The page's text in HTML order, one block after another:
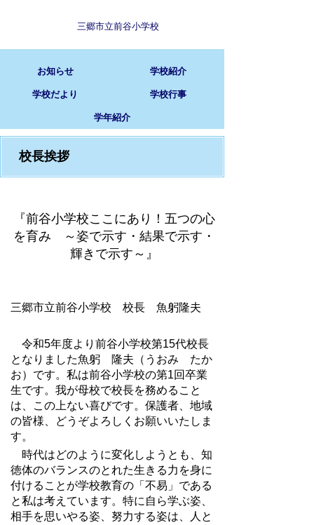
三郷市立前谷小学校
お知らせ 学校紹介
学校だより 学校行事
学年紹介
校長挨拶
『前谷小学校ここにあり！五つの心
を育み ～姿で示す・結果で示す・
輝きで示す～』
三郷市立前谷小学校 校長 魚躬隆夫
令和5年度より前谷小学校第15代校長
となりました魚躬 隆夫（うおみ たか
お）です。私は前谷小学校の第1回卒業
生です。我が母校で校長を務めること
は、この上ない喜びです。保護者、地域
の皆様、どうぞよろしくお願いいたしま
す。
時代はどのように変化しようとも、知
徳体のバランスのとれた生きる力を身に
付けることが学校教育の「不易」である
と私は考えています。特に自ら学ぶ姿、
相手を思いやる姿、努力する姿は、人と